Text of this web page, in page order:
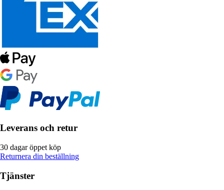
Leverans och retur
30 dagar öppet köp
Returnera din beställning
Tjänster